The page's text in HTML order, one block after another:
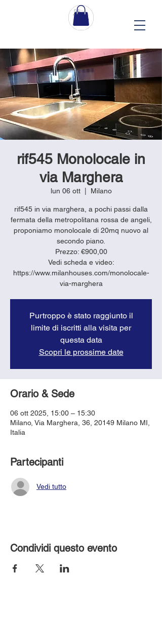
rif545 Monolocale in
via Marghera
lun 06 ott
  |
Milano
rif545 in via marghera, a pochi passi dalla
fermata della metropolitana rossa de angeli,
proponiamo monolocale di 20mq nuovo al
secondo piano.
Prezzo: €900,00
Vedi scheda e video:
https://www.milanhouses.com/monolocale-
via-marghera
Purtroppo è stato raggiunto il
limite di iscritti alla visita per
questa data
Scopri le prossime date
Orario & Sede
06 ott 2025, 15:00 – 15:30
Milano, Via Marghera, 36, 20149 Milano MI,
Italia
Partecipanti
Vedi tutto
Condividi questo evento